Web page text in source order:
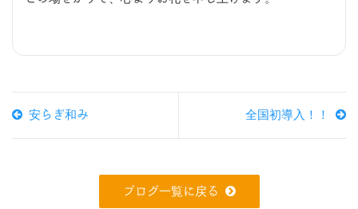
安らぎ和み 全国初導入！！
ブログ一覧に戻る